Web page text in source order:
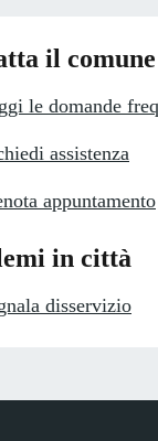
il comune
le domande
assistenza
appuntamento
in città
disservizio